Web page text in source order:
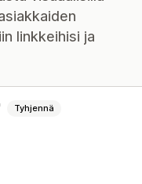
linkkeihisi ja
Tyhjennä